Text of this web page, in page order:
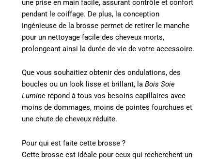
une prise en main facile, assurant contrôle et confort
pendant le coiffage. De plus, la conception
ingénieuse de la brosse permet de retirer le manche
pour un nettoyage facile des cheveux morts,
prolongeant ainsi la durée de vie de votre accessoire.
Que vous souhaitiez obtenir des ondulations, des
boucles ou un look lisse et brillant, la Bois Soie
Lumine répond à tous vos besoins capillaires avec
moins de dommages, moins de pointes fourchues et
une chute de cheveux réduite.
Pour qui est faite cette brosse ?
Cette brosse est idéale pour ceux qui recherchent un